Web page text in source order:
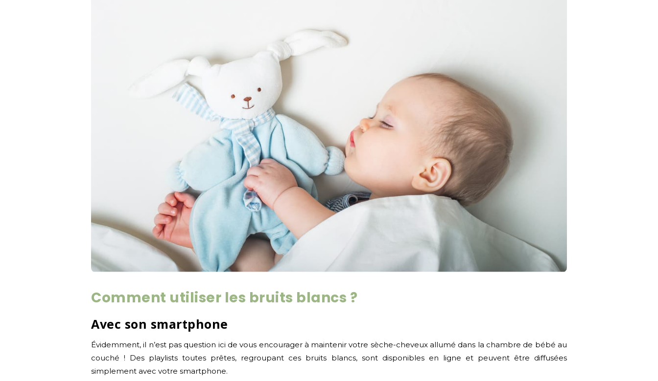
Comment utiliser les bruits blancs ?
Avec son smartphone
Évidemment, il n’est pas question ici de vous encourager à maintenir votre sèche-cheveux allumé dans la chambre de bébé au
couché ! Des playlists toutes prêtes, regroupant ces bruits blancs, sont disponibles en ligne et peuvent être diffusées
simplement avec votre smartphone.